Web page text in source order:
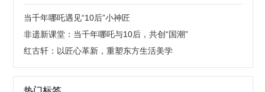
当千年哪吒遇见“10后”小神匠
非遗新课堂：当千年哪吒与10后，共创“国潮”
红古轩：以匠心革新，重塑东方生活美学